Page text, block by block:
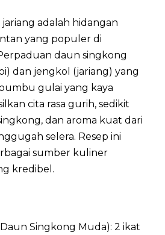
adalah hidangan
yang populer di
daun singkong
dan jengkol (jariang) yang
gulai yang kaya
cita rasa gurih, sedikit
dan aroma kuat dari
selera. Resep ini
sumber kuliner
kredibel.
Singkong Muda): 2 ikat